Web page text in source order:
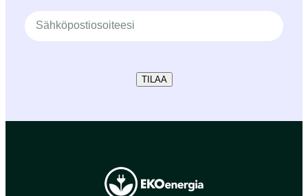
TILAA